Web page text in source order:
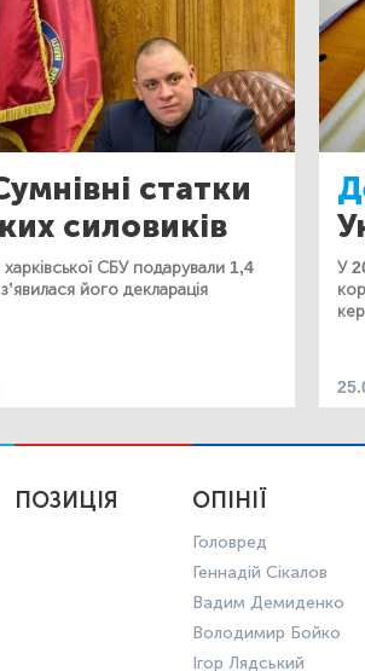
статки
силовиків
СБУ подарували 1,4
його декларація
У
ПОЗИЦІЯ ОПІНІЇ
Головред
Геннадій Сікалов
Вадим Демиденко
Володимир Бойко
Ігор Лядський